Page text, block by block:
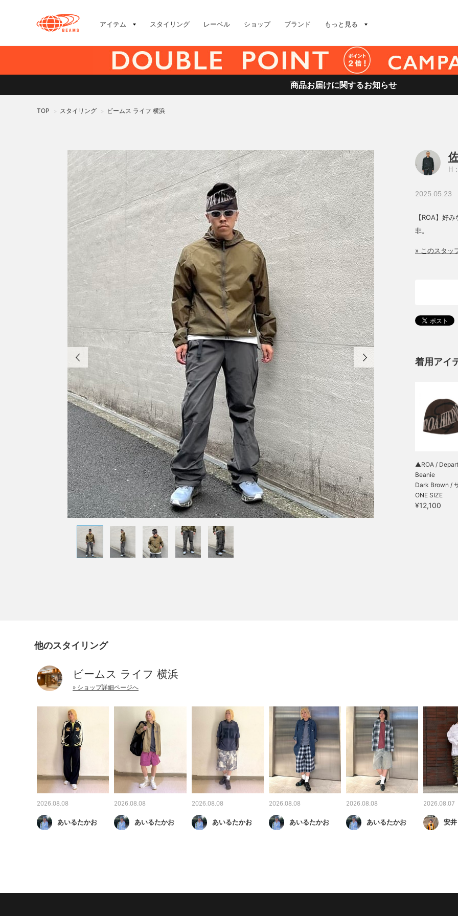
アイテム スタイリング レーベル ショップ ブランド もっと見る
商品お届けに関するお知らせ
TOP > スタイリング > ビームス ライフ 横浜
H
2025.05.23
【ROA】好
非。
» このスタッ
着用アイ
▲ROA /
Beanie
Dark Brown /
ONE SIZE
¥12,100
他のスタイリング
ビームス ライフ 横浜
» ショップ詳細ページへ
2026.08.08
あいるたかお
2026.08.08
あいるたかお
2026.08.08
あいるたかお
2026.08.08
あいるたかお
2026.08.08
あいるたかお
2026.08.07
安